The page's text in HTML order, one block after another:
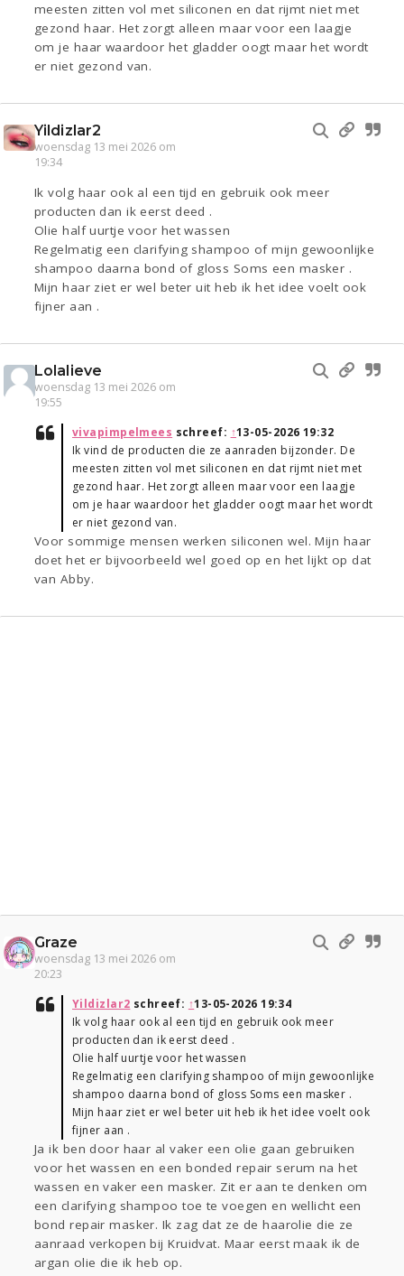
meesten zitten vol met siliconen en dat rijmt niet met
gezond haar. Het zorgt alleen maar voor een laagje
om je haar waardoor het gladder oogt maar het wordt
er niet gezond van.
Yildizlar2
woensdag 13 mei 2026 om
19:34
Ik volg haar ook al een tijd en gebruik ook meer
producten dan ik eerst deed .
Olie half uurtje voor het wassen
Regelmatig een clarifying shampoo of mijn gewoonlijke
shampoo daarna bond of gloss Soms een masker .
Mijn haar ziet er wel beter uit heb ik het idee voelt ook
fijner aan .
Lolalieve
woensdag 13 mei 2026 om
19:55
vivapimpelmees schreef: ↑13-05-2026 19:32
Ik vind de producten die ze aanraden bijzonder. De
meesten zitten vol met siliconen en dat rijmt niet met
gezond haar. Het zorgt alleen maar voor een laagje
om je haar waardoor het gladder oogt maar het wordt
er niet gezond van.
Voor sommige mensen werken siliconen wel. Mijn haar
doet het er bijvoorbeeld wel goed op en het lijkt op dat
van Abby.
Graze
woensdag 13 mei 2026 om
20:23
Yildizlar2 schreef: ↑13-05-2026 19:34
Ik volg haar ook al een tijd en gebruik ook meer
producten dan ik eerst deed .
Olie half uurtje voor het wassen
Regelmatig een clarifying shampoo of mijn gewoonlijke
shampoo daarna bond of gloss Soms een masker .
Mijn haar ziet er wel beter uit heb ik het idee voelt ook
fijner aan .
Ja ik ben door haar al vaker een olie gaan gebruiken
voor het wassen en een bonded repair serum na het
wassen en vaker een masker. Zit er aan te denken om
een clarifying shampoo toe te voegen en wellicht een
bond repair masker. Ik zag dat ze de haarolie die ze
aanraad verkopen bij Kruidvat. Maar eerst maak ik de
argan olie die ik heb op.